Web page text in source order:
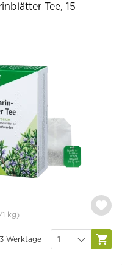
Tee, 15
kg)
Werktage